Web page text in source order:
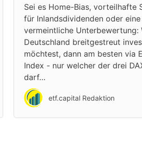
Sei es Home-Bias, vorteilhafte
für Inlandsdividenden oder eine
vermeintliche Unterbewertung:
Deutschland breitgestreut
möchtest, dann am besten via
Index - nur welcher der drei
darf…
etf.capital Redaktion